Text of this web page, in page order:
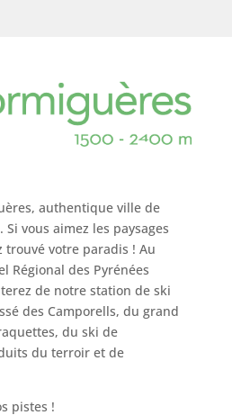
authentique ville de
vous aimez les paysages
trouvé votre paradis ! Au
Régional des Pyrénées
de notre station de ski
des Camporells, du grand
du ski de
du terroir et de
pistes !